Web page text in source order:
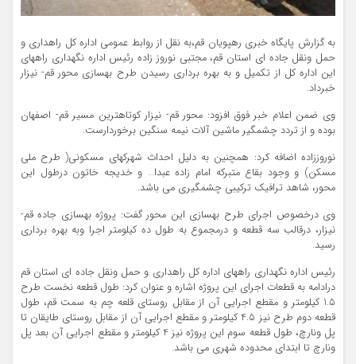
به گزارش پایگاه خبری رهپویان قم،به نقل از روابط عمومی اداره کل راهداری و
حمل ونقل جاده ای استان قم، مجتبی نوروز زاده رئیس اداره نگهداری راههای
این اداره کل از تکمیل و به بهره برداری رسیدن طرح بهسازی محور قم- نیزار
خبرداد.
وی ضمن اعلام خبر فوق افزود: محور قم- نیزار کوتاهترین مسیر قم- اصفهان
بوده و از تردد چشمگیر ماشین آلات نیمه سنگین برخوردارست.
نوروززاده اضافه کرد: همچنین به دلیل احداث شهرکهای مسکونی( طرح ملی
مسکن) و وجود بقاع متبرکه امام زاده عبدا… و خدیجه خاتون درطول این
محور، شاهد ترافیک ترکیبی چشمگیری می باشد.
وی درخصوص اجرای طرح بهسازی این محور گفت: پروژه بهسازی جاده قم-
نیزار، درقالب سه قطعه و درمجموع به طول ده کیلومتر اجرا وبه بهره برداری
رسید.
رئیس اداره نگهداری راههای اداره کل راهداری و حمل ونقل جاده ای استان قم
درادامه به قطعات اجرای این پروژه اشاره و عنوان کرد: طول قطعه نخست طرح
1.5 کیلومتر و مقطع اجرایی آن از مقابل روستای قلعه چم به سمت قم، طول
قطعه دوم طرح نیز 4.5 کیلومتر و مقطع اجرایی آن از مقابل روستای طایقان تا
پل ونارچ، طول قطعه سوم این پروژه نیز 4 کیلومتر و مقطع اجرایی آن بعد پل
ونارچ تا ابتدای محدوده شهری می باشد.